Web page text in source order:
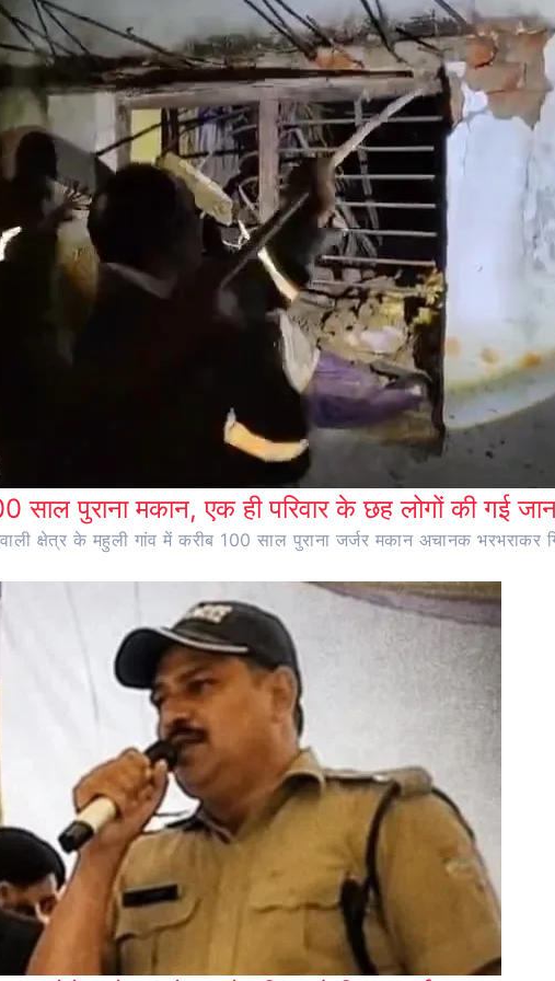
साल पुराना मकान, एक ही परिवार के छह लोगों की गई
क्षेत्र के महुली गांव में करीब 100 साल पुराना जर्जर मकान अचानक भरभराकर